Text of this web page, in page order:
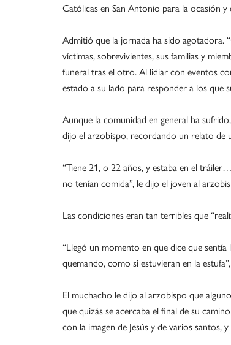
Católicas en San Antonio para la ocasión
Admitió que la jornada ha sido agotadora.
víctimas, sobrevivientes, sus familias y
funeral tras el otro. Al lidiar con eventos
estado a su lado para responder a los que
Aunque la comunidad en general ha
dijo el arzobispo, recordando un relato de
“Tiene 21, o 22 años, y estaba en el
no tenían comida”, le dijo el joven al
Las condiciones eran tan terribles que
“Llegó un momento en que dice que
quemando, como si estuvieran en la
El muchacho le dijo al arzobispo que
que quizás se acercaba el final de su
con la imagen de Jesús y de varios santos,